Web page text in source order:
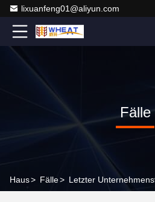
lixuanfeng01@aliyun.com
Fälle
Haus> Fälle>